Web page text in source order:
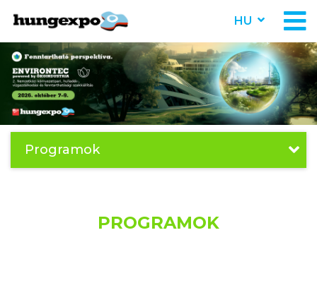
HU
Programok
PROGRAMOK